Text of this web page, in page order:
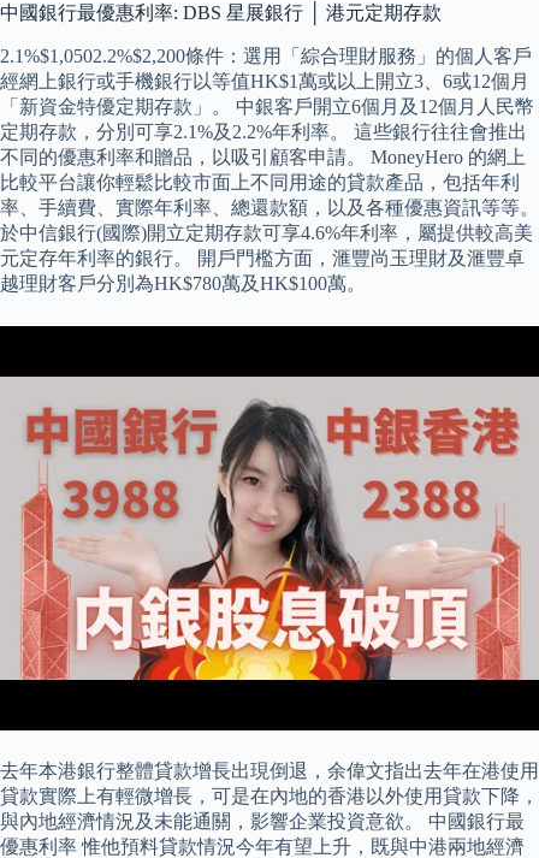
中國銀行最優惠利率: DBS 星展銀行 │ 港元定期存款
2.1%$1,0502.2%$2,200條件：選用「綜合理財服務」的個人客戶
經網上銀行或手機銀行以等值HK$1萬或以上開立3、6或12個月
「新資金特優定期存款」。 中銀客戶開立6個月及12個月人民幣
定期存款，分別可享2.1%及2.2%年利率。 這些銀行往往會推出
不同的優惠利率和贈品，以吸引顧客申請。 MoneyHero 的網上
比較平台讓你輕鬆比較市面上不同用途的貸款產品，包括年利
率、手續費、實際年利率、總還款額，以及各種優惠資訊等等。
於中信銀行(國際)開立定期存款可享4.6%年利率，屬提供較高美
元定存年利率的銀行。 開戶門檻方面，滙豐尚玉理財及滙豐卓
越理財客戶分別為HK$780萬及HK$100萬。
去年本港銀行整體貸款增長出現倒退，余偉文指出去年在港使用
貸款實際上有輕微增長，可是在內地的香港以外使用貸款下降，
與內地經濟情況及未能通關，影響企業投資意欲。 中國銀行最
優惠利率 惟他預料貸款情況今年有望上升，既與中港兩地經濟